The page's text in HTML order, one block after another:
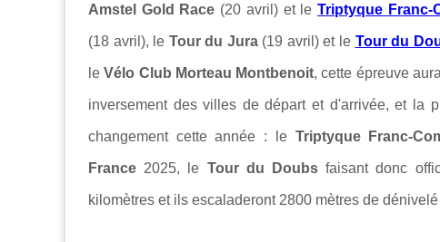
Amstel Gold Race (20 avril) et leTriptyque Franc-
(18 avril), le Tour du Jura (19 avril) et le Tour du
leVélo Club Morteau Montbenoit, cette épreuve
inversement des villes de départ et d'arrivée, et la
changement cette année : le Triptyque Franc-
France 2025, le Tour du Doubsfaisant donc
kilomètres et ils escaladeront 2800 mètres de